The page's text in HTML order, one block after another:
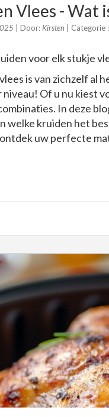
Vlees - Wat
| Door: Kirsten | Categorie :
voor elk stukje
is van zichzelf al
niveau! Of u nu kiest
In deze
welke kruiden het
uw perfecte